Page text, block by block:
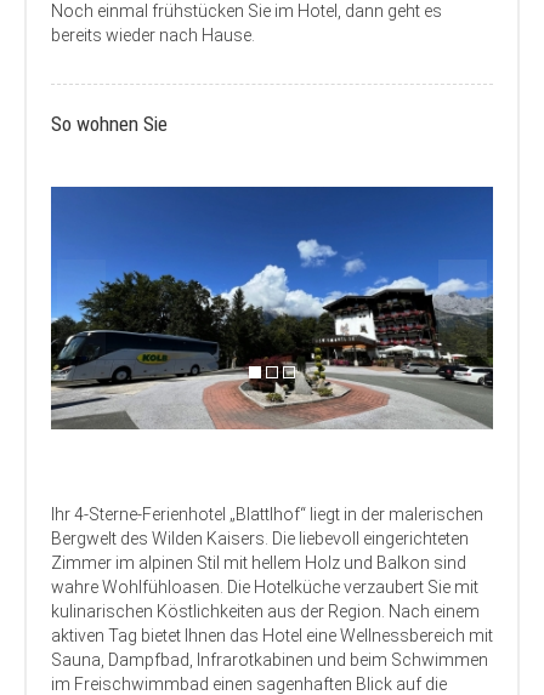
Noch einmal frühstücken Sie im Hotel, dann geht es
bereits wieder nach Hause.
So wohnen Sie
Ihr 4-Sterne-Ferienhotel „Blattlhof“ liegt in der malerischen
Bergwelt des Wilden Kaisers. Die liebevoll eingerichteten
Zimmer im alpinen Stil mit hellem Holz und Balkon sind
wahre Wohlfühloasen. Die Hotelküche verzaubert Sie mit
kulinarischen Köstlichkeiten aus der Region. Nach einem
aktiven Tag bietet Ihnen das Hotel eine Wellnessbereich mit
Sauna, Dampfbad, Infrarotkabinen und beim Schwimmen
im Freischwimmbad einen sagenhaften Blick auf die